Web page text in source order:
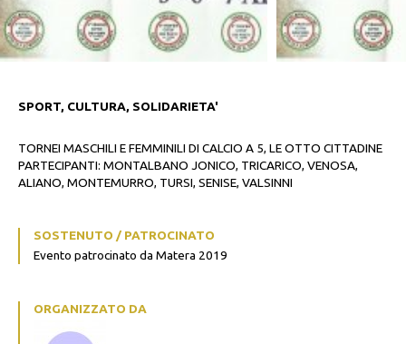
SPORT, CULTURA, SOLIDARIETA'
TORNEI MASCHILI E FEMMINILI DI CALCIO A 5, LE OTTO CITTADINE
PARTECIPANTI: MONTALBANO JONICO, TRICARICO, VENOSA,
ALIANO, MONTEMURRO, TURSI, SENISE, VALSINNI
SOSTENUTO / PATROCINATO
Evento patrocinato da Matera 2019
ORGANIZZATO DA